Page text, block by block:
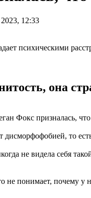
12:33
она
Фокс призналась,
дисморфофобией, то
не видела себя
понимает, почему у